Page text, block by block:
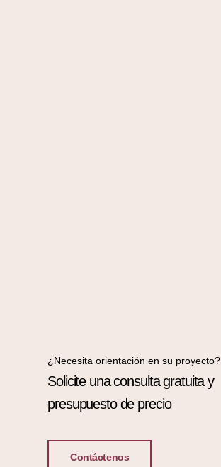
¿Necesita orientación en su proyecto?
Solicite una consulta gratuita y
presupuesto de precio
Contáctenos